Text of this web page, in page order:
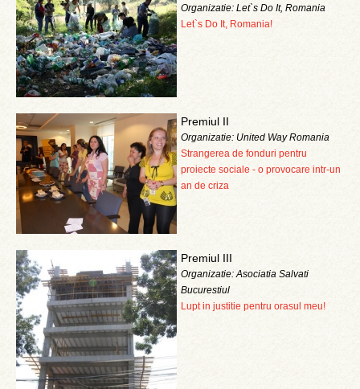
Organizatie: Let`s Do It, Romania
Let`s Do It, Romania!
Premiul II
Organizatie: United Way Romania
Strangerea de fonduri pentru
proiecte sociale - o provocare intr-un
an de criza
Premiul III
Organizatie: Asociatia Salvati
Bucurestiul
Lupt in justitie pentru orasul meu!